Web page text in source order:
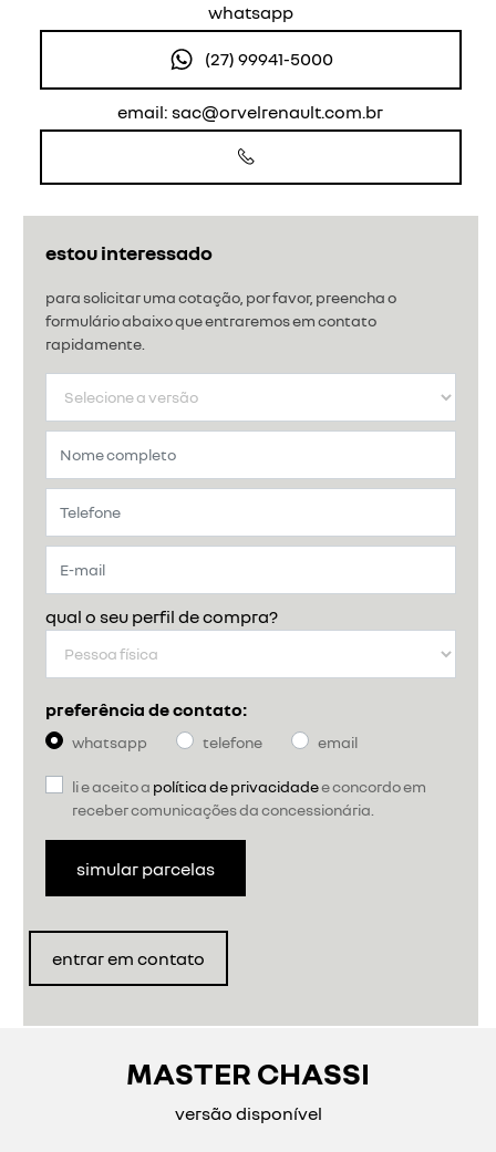
estou interessado
para solicitar uma cotação, por favor, preencha o
formulário abaixo que entraremos em contato
rapidamente.
qual o seu perfil de compra?
preferência de contato:
whatsapp telefone email
li e aceito a política de privacidadee concordo em
receber comunicações da concessionária.
simular parcelas
entrar em contato
whatsapp
(27) 99941-5000
email: sac@orvelrenault.com.br
MASTER CHASSI
versão disponível